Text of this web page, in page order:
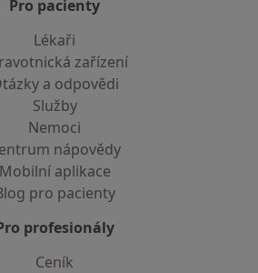
Pro pacienty
Lékaři
zařízení
a odpovědi
Služby
Nemoci
nápovědy
Mobilní aplikace
pro pacienty
profesionály
Ceník